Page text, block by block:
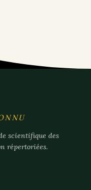
scientifique des
répertoriées.